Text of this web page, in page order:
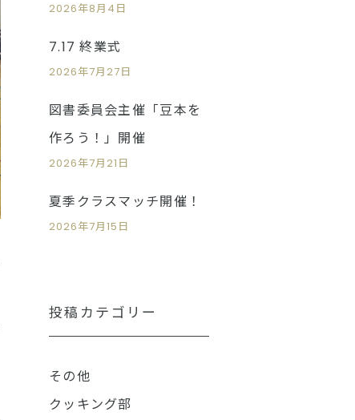
2026年8月4日
7.17 終業式
2026年7月27日
図書委員会主催「豆本を
作ろう！」開催
2026年7月21日
夏季クラスマッチ開催！
2026年7月15日
投稿カテゴリー
その他
クッキング部